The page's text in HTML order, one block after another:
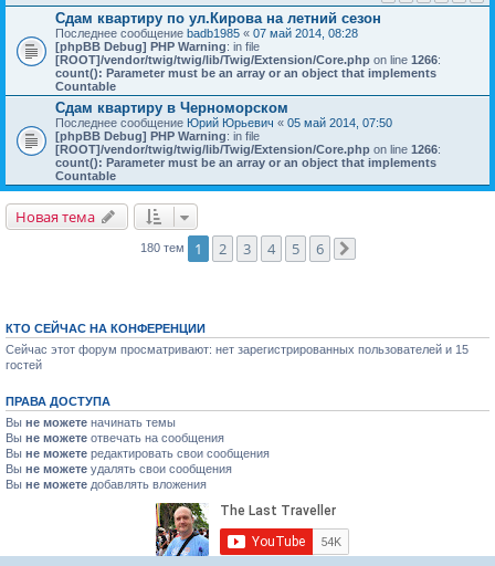
Сдам квартиру по ул.Кирова на летний сезон
Последнее сообщение badb1985 « 07 май 2014, 08:28
[phpBB Debug] PHP Warning: in file
[ROOT]/vendor/twig/twig/lib/Twig/Extension/Core.php on line 1266:
count(): Parameter must be an array or an object that implements
Countable
Cдам квартиру в Черноморском
Последнее сообщение Юрий Юрьевич « 05 май 2014, 07:50
[phpBB Debug] PHP Warning: in file
[ROOT]/vendor/twig/twig/lib/Twig/Extension/Core.php on line 1266:
count(): Parameter must be an array or an object that implements
Countable
Новая тема
180 тем 1 2 3 4 5 6
КТО СЕЙЧАС НА КОНФЕРЕНЦИИ
Сейчас этот форум просматривают: нет зарегистрированных пользователей и 15
гостей
ПРАВА ДОСТУПА
Вы не можете начинать темы
Вы не можете отвечать на сообщения
Вы не можете редактировать свои сообщения
Вы не можете удалять свои сообщения
Вы не можете добавлять вложения